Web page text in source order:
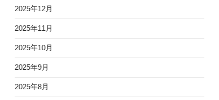
2025年12月
2025年11月
2025年10月
2025年9月
2025年8月